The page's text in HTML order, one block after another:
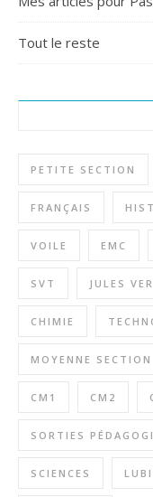
Tout le reste
PETITE SECTION
FRANÇAIS
VOILE EMC
SVT JULES
CHIMIE
MOYENNE SECTION
CM1 CM2
SORTIES
SCIENCES